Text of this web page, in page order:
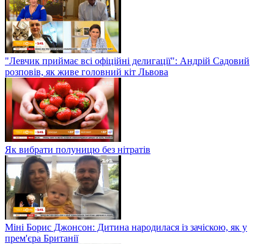
"Левчик приймає всі офіційні делигації": Андрій Садовий
розповів, як живе головний кіт Львова
Як вибрати полуницю без нітратів
Міні Борис Джонсон: Дитина народилася із зачіскою, як у
прем'єра Британії